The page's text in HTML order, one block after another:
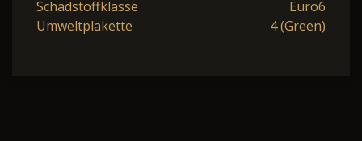
Schadstoffklasse
Euro6
Umweltplakette
4 (Green)